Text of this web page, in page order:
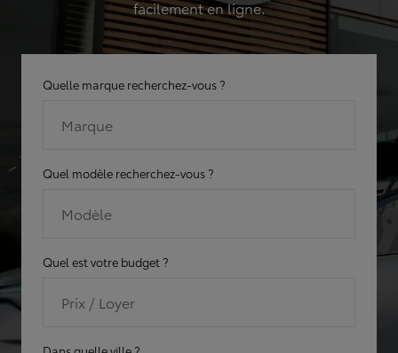
facilement en ligne.
Quelle marque recherchez-vous ?
Marque
Quel modèle recherchez-vous ?
Modèle
Quel est votre budget ?
Prix / Loyer